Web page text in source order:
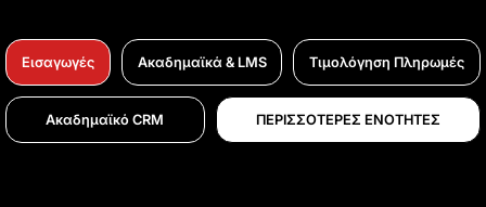
Εισαγωγές Ακαδημαϊκά & LMS Τιμολόγηση Πληρωμές
Ακαδημαϊκό CRM ΠΕΡΙΣΣΟΤΕΡΕΣ ΕΝΟΤΗΤΕΣ